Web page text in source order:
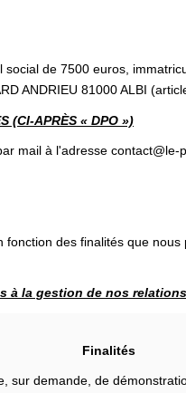
de 7500 euros,
ANDRIEU 81000 ALBI
(CI-APRÈS « DPO »)
mail à l'adresse contact@le-
des finalités que
à la gestion de nos
Finalités
sur demande, de